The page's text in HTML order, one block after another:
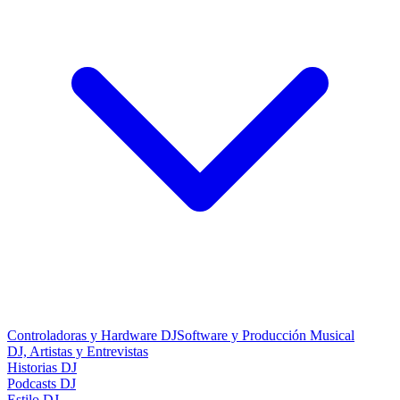
Controladoras y Hardware DJSoftware y Producción Musical
DJ, Artistas y Entrevistas
Historias DJ
Podcasts DJ